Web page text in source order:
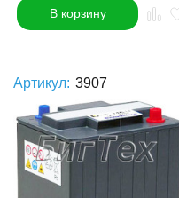
В корзину
Артикул: 3907